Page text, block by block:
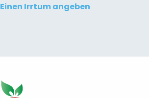
Einen Irrtum angeben